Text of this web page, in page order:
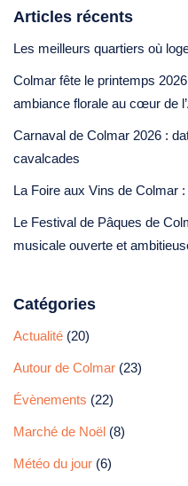
Articles récents
Les meilleurs quartiers où
Colmar fête le printemps
ambiance florale au cœur de
Carnaval de Colmar 2026 :
cavalcades
La Foire aux Vins de Colmar
Le Festival de Pâques de
musicale ouverte et
Catégories
Actualité (20)
Autour de Colmar (23)
Évènements (22)
Marché de Noël (8)
Météo du jour (6)